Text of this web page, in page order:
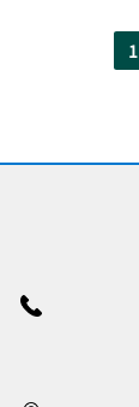
1